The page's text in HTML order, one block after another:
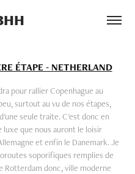
ÉTAPE - NETHERLAND
pour rallier Copenhague au
surtout au vu de nos étapes,
seule traite. C'est donc en
luxe que nous auront le loisir
et enfin le Danemark. Je
soporifiques remplies de
Rotterdam donc, ville moderne